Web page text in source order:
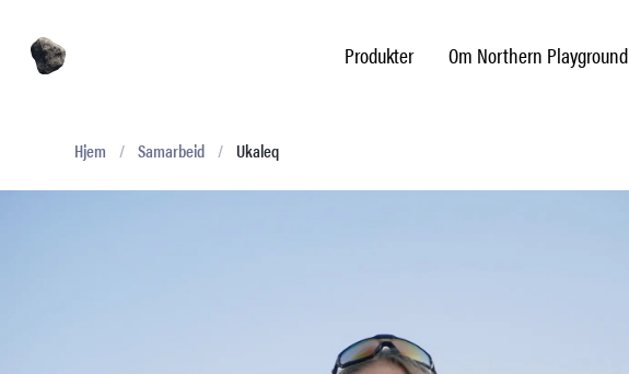
Produkter Om Northern Playground
Hjem / Samarbeid / Ukaleq